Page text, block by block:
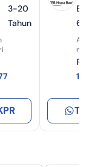
3-20
Tahun
Rp